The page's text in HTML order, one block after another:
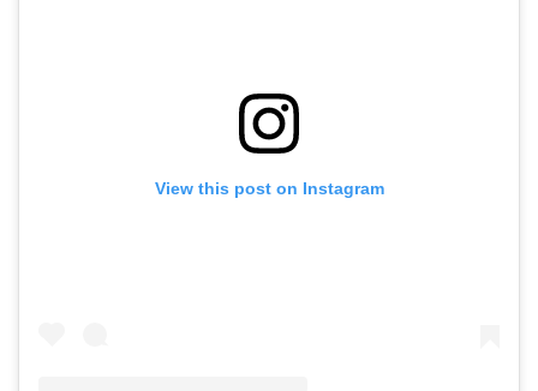
View this post on Instagram